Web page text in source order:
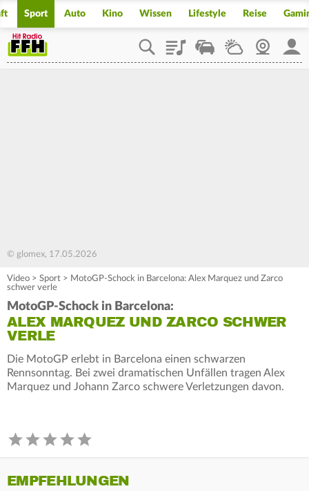
Sport Auto Kino Wissen Lifestyle Reise
PlaylistStaupilotWetterWebcam
© glomex, 17.05.2026
Video > Sport > MotoGP-Schock in Barcelona: Alex Marquez und Zarco
schwer verle
MotoGP-Schock in Barcelona:
ALEX MARQUEZ UND ZARCO SCHWER
VERLE
Die MotoGP erlebt in Barcelona einen schwarzen
Rennsonntag. Bei zwei dramatischen Unfällen tragen Alex
Marquez und Johann Zarco schwere Verletzungen davon.
EMPFEHLUNGEN